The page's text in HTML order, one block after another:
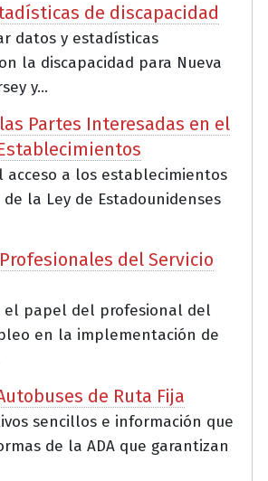
de discapacidad
datos y estadísticas
la discapacidad para Nueva
y...
las Partes Interesadas en el
acceso a los establecimientos
la Ley de Estadounidenses
Profesionales del Servicio
el papel del profesional del
en la implementación de
de Ruta Fija
sencillos e información que
de la ADA que garantizan